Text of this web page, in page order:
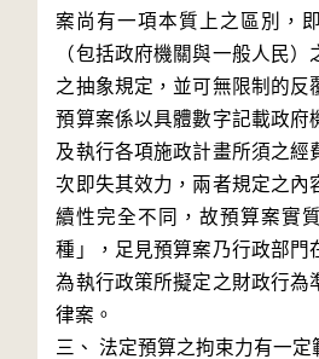
案尚有一項本質上之區別，
（包括政府機關與一般人民
之抽象規定，並可無限制的反
預算案係以具體數字記載政府
及執行各項施政計畫所須之經
次即失其效力，兩者規定之內
續性完全不同，故預算案實
種」，足見預算案乃行政部門
為執行政策所擬定之財政行為
律案。
三、 法定預算之拘束力有一定